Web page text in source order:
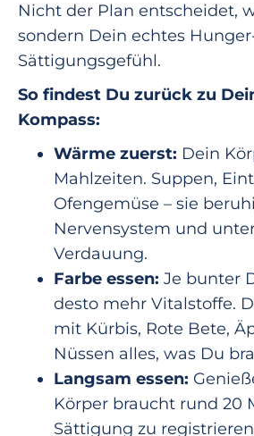
Nicht der Plan entscheidet,
sondern Dein echtes
Sättigungsgefühl.
So findest Du zurück zu
Kompass:
Wärme zuerst: Dein
Mahlzeiten. Suppen,
Ofengemüse – sie
Nervensystem und
Verdauung.
Farbe essen: Je bunter
desto mehr Vitalstoffe.
mit Kürbis, Rote Bete,
Nüssen alles, was Du
Langsam essen:
Körper braucht rund 20
Sättigung zu